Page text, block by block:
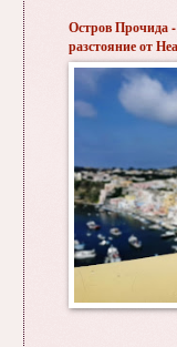
Остров Прочида
разстояние от